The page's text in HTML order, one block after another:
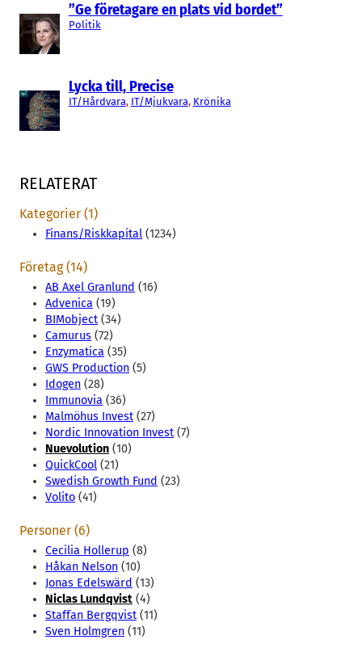
”Ge företagare en plats vid bordet”
Politik
Lycka till, Precise
IT/Hårdvara, IT/Mjukvara, Krönika
RELATERAT
Kategorier (1)
Finans/Riskkapital (1234)
Företag (14)
AB Axel Granlund (16)
Advenica (19)
BIMobject (34)
Camurus (72)
Enzymatica (35)
GWS Production (5)
Idogen (28)
Immunovia (36)
Malmöhus Invest (27)
Nordic Innovation Invest (7)
Nuevolution (10)
QuickCool (21)
Swedish Growth Fund (23)
Volito (41)
Personer (6)
Cecilia Hollerup (8)
Håkan Nelson (10)
Jonas Edelswärd (13)
Niclas Lundqvist (4)
Staffan Bergqvist (11)
Sven Holmgren (11)